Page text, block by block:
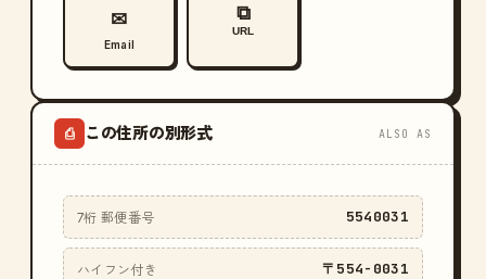
✉
Email
⧉
URL
⎙ この住所の別形式 ALSO AS
7桁 郵便番号 5540031
ハイフン付き 〒554-0031